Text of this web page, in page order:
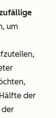
um
der
der